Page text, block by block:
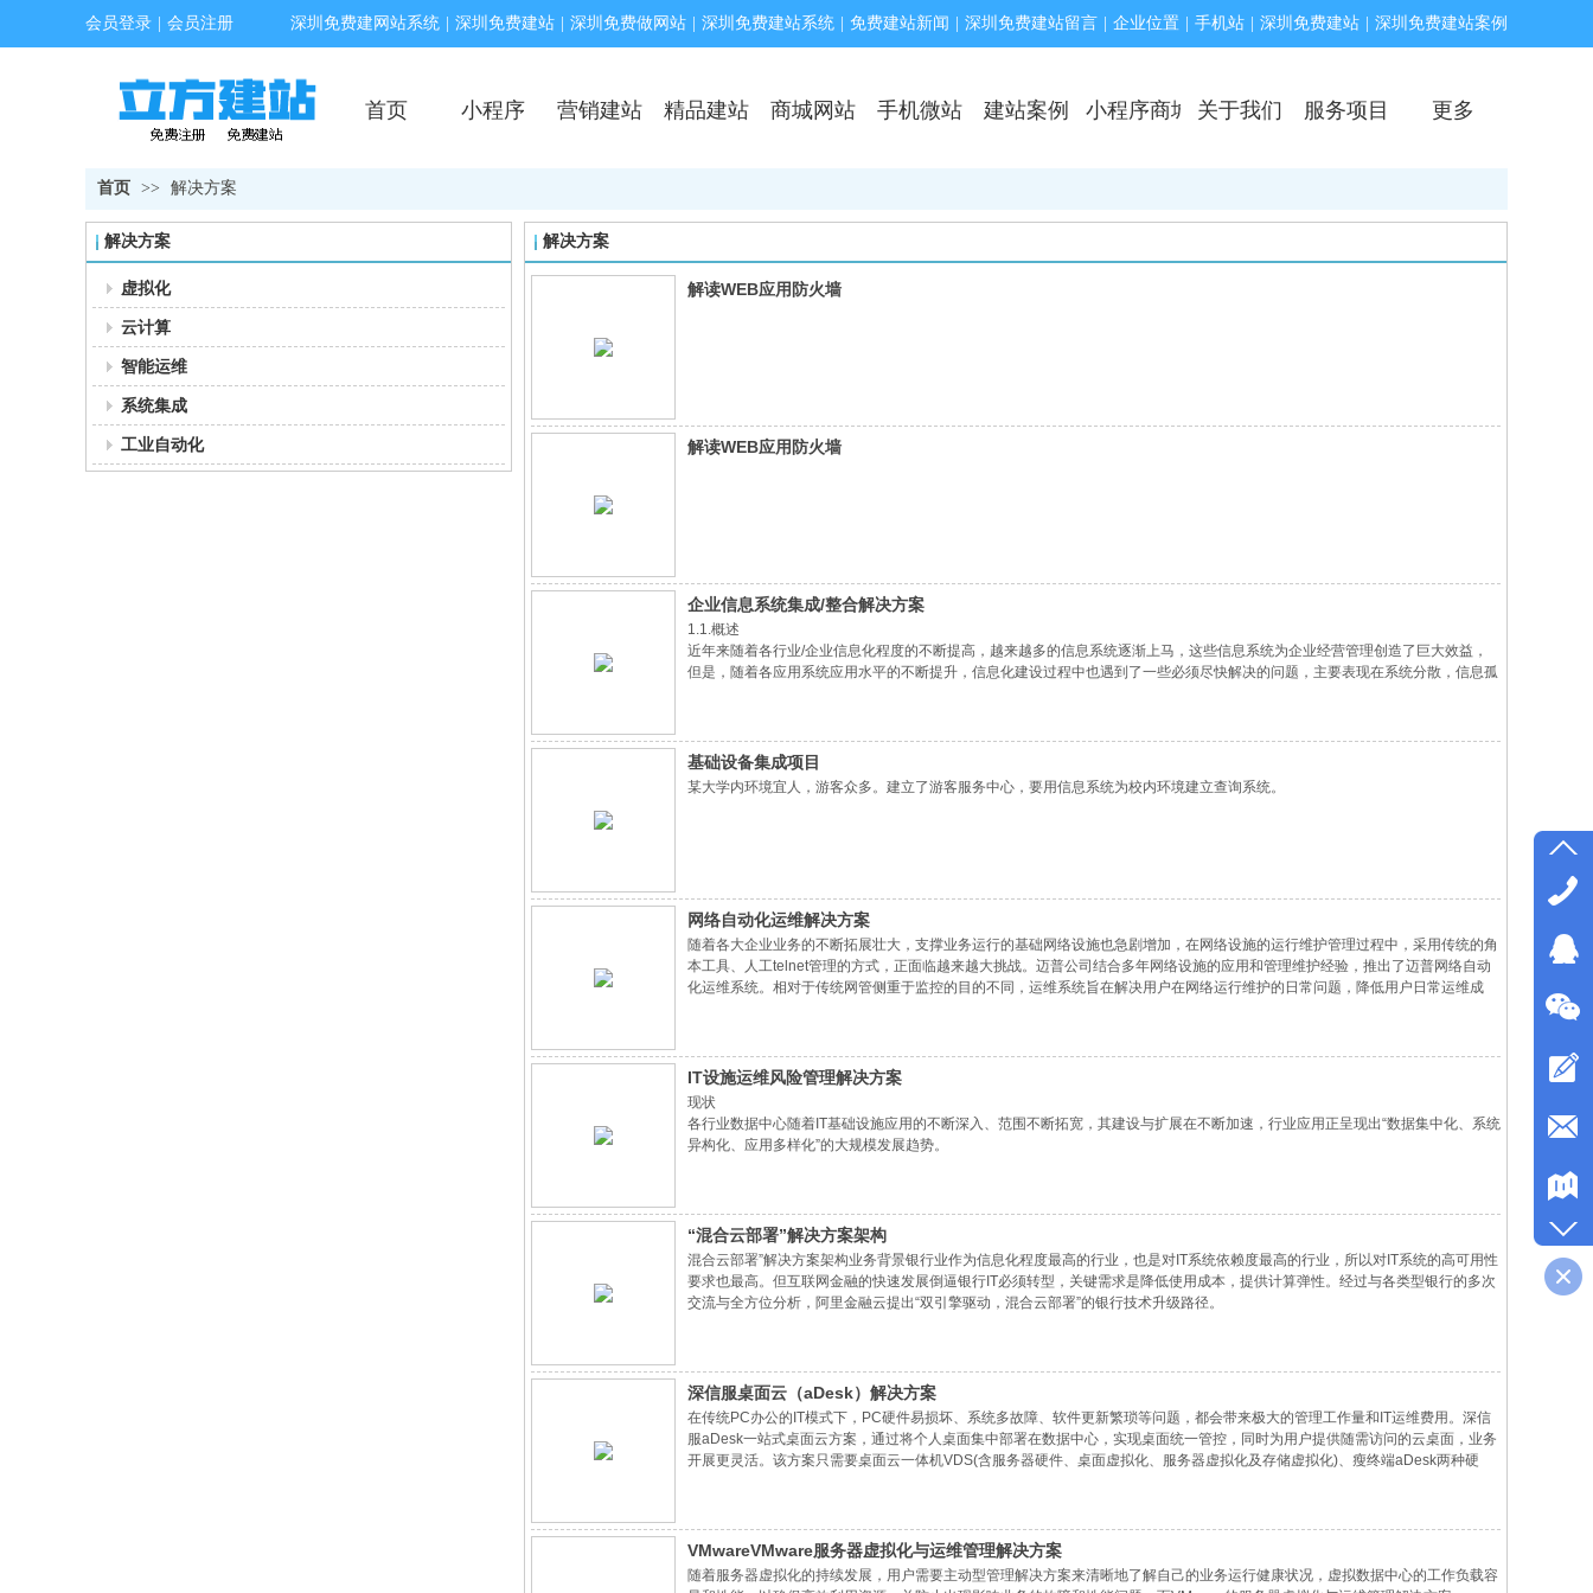
首页 小程序 营销建站 精品建站 商城网站 手机微站 建站案例 小程序商城 关于我们 服务项目 更多
会员登录 会员注册 深圳免费建网站系统 深圳免费建站 深圳免费做网站 深圳免费建站系统 免费建站新闻 深圳免费建站留言 企业位置 手机站 深圳免费建站 深圳免费建站案例
首页 >> 解决方案
解决方案
虚拟化
云计算
智能运维
系统集成
工业自动化
解决方案
解读WEB应用防火墙
解读WEB应用防火墙
企业信息系统集成/整合解决方案
1.1.概述
近年来随着各行业/企业信息化程度的不断提高，越来越多的信息系统逐渐上马，这些信息系统为企业经营管理创造了巨大效益，
但是，随着各应用系统应用水平的不断提升，信息化建设过程中也遇到了一些必须尽快解决的问题，主要表现在系统分散，信息孤
基础设备集成项目
某大学内环境宜人，游客众多。建立了游客服务中心，要用信息系统为校内环境建立查询系统。
网络自动化运维解决方案
随着各大企业业务的不断拓展壮大，支撑业务运行的基础网络设施也急剧增加，在网络设施的运行维护管理过程中，采用传统的角
本工具、人工telnet管理的方式，正面临越来越大挑战。迈普公司结合多年网络设施的应用和管理维护经验，推出了迈普网络自动
化运维系统。相对于传统网管侧重于监控的目的不同，运维系统旨在解决用户在网络运行维护的日常问题，降低用户日常运维成
IT设施运维风险管理解决方案
现状
各行业数据中心随着IT基础设施应用的不断深入、范围不断拓宽，其建设与扩展在不断加速，行业应用正呈现出“数据集中化、系统
异构化、应用多样化”的大规模发展趋势。
“混合云部署”解决方案架构
混合云部署”解决方案架构业务背景银行业作为信息化程度最高的行业，也是对IT系统依赖度最高的行业，所以对IT系统的高可用性
要求也最高。但互联网金融的快速发展倒逼银行IT必须转型，关键需求是降低使用成本，提供计算弹性。经过与各类型银行的多次
交流与全方位分析，阿里金融云提出“双引擎驱动，混合云部署”的银行技术升级路径。
深信服桌面云（aDesk）解决方案
在传统PC办公的IT模式下，PC硬件易损坏、系统多故障、软件更新繁琐等问题，都会带来极大的管理工作量和IT运维费用。深信
服aDesk一站式桌面云方案，通过将个人桌面集中部署在数据中心，实现桌面统一管控，同时为用户提供随需访问的云桌面，业务
开展更灵活。该方案只需要桌面云一体机VDS(含服务器硬件、桌面虚拟化、服务器虚拟化及存储虚拟化)、瘦终端aDesk两种硬
VMwareVMware服务器虚拟化与运维管理解决方案
随着服务器虚拟化的持续发展，用户需要主动型管理解决方案来清晰地了解自己的业务运行健康状况，虚拟数据中心的工作负载容